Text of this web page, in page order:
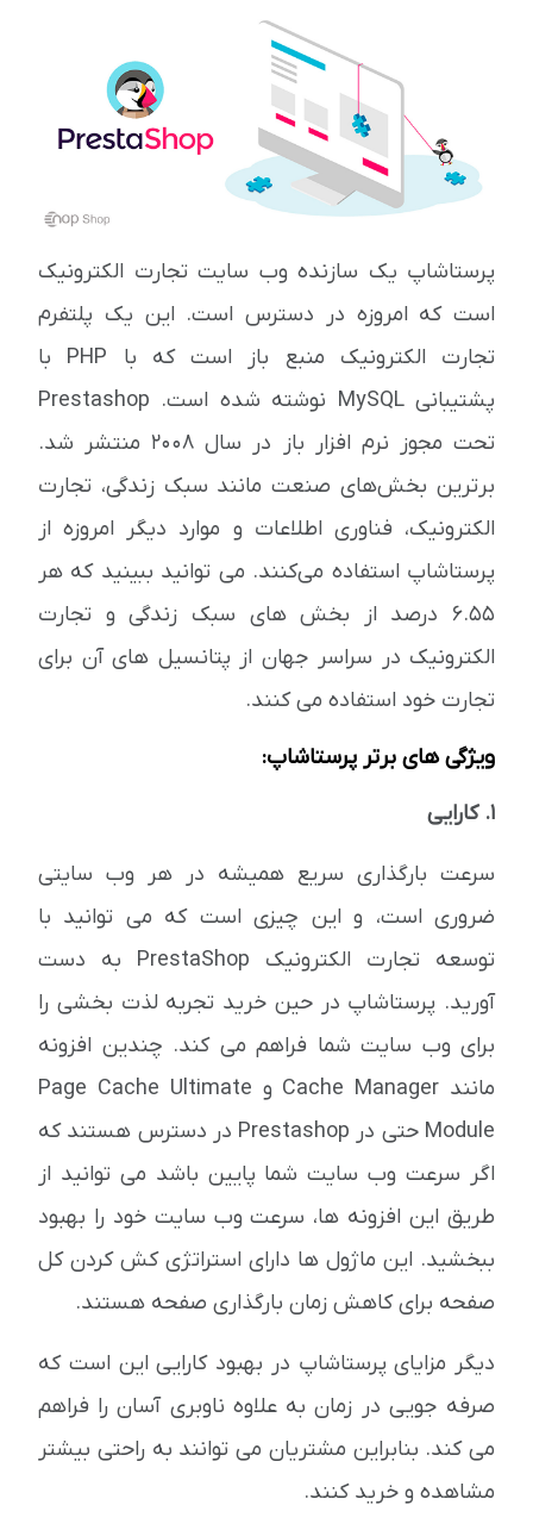
پرستاشاپ یک سازنده وب سایت تجارت الکترونیک
است که امروزه در دسترس است. این یک پلتفرم
تجارت الکترونیک منبع باز است که با PHP با
پشتیبانی MySQL نوشته شده است. Prestashop
تحت مجوز نرم افزار باز در سال 2008 منتشر شد.
برترین بخش‌های صنعت مانند سبک زندگی، تجارت
الکترونیک، فناوری اطلاعات و موارد دیگر امروزه از
پرستاشاپ استفاده می‌کنند. می توانید ببینید که هر
6.55 درصد از بخش های سبک زندگی و تجارت
الکترونیک در سراسر جهان از پتانسیل های آن برای
تجارت خود استفاده می کنند.
ویژگی های برتر پرستاشاپ:
1. کارایی
سرعت بارگذاری سریع همیشه در هر وب سایتی
ضروری است، و این چیزی است که می توانید با
توسعه تجارت الکترونیک PrestaShop به دست
آورید. پرستاشاپ در حین خرید تجربه لذت بخشی را
برای وب سایت شما فراهم می کند. چندین افزونه
مانند Cache Manager و Page Cache Ultimate
Module حتی در Prestashop در دسترس هستند که
اگر سرعت وب سایت شما پایین باشد می توانید از
طریق این افزونه ها، سرعت وب سایت خود را بهبود
ببخشید. این ماژول ها دارای استراتژی کش کردن کل
صفحه برای کاهش زمان بارگذاری صفحه هستند.
دیگر مزایای پرستاشاپ در بهبود کارایی این است که
صرفه جویی در زمان به علاوه ناوبری آسان را فراهم
می کند. بنابراین مشتریان می توانند به راحتی بیشتر
مشاهده و خرید کنند.